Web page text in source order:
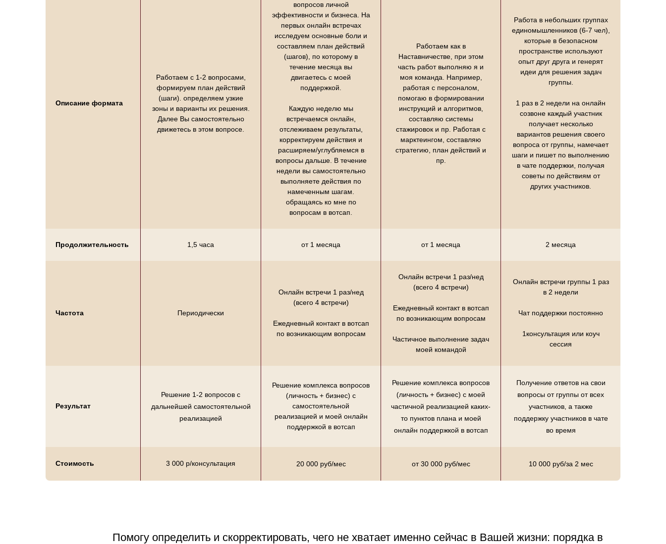
Описание формата
Работаем с 1-2 вопросами,
формируем план действий
(шаги). определяем узкие
зоны и варианты их решения.
Далее Вы самостоятельно
движетесь в этом вопросе.
вопросов личной
эффективности и бизнеса. На
первых онлайн встречах
исследуем основные боли и
составляем план действий
(шагов), по которому в
течение месяца вы
двигаетесь с моей
поддержкой.
Каждую неделю мы
встречаемся онлайн,
отслеживаем результаты,
корректируем действия и
расширяем/углубляемся в
вопросы дальше. В течение
недели вы самостоятельно
выполняете действия по
намеченным шагам.
обращаясь ко мне по
вопросам в вотсап.
Работаем как в
Наставничестве, при этом
часть работ выполняю я и
моя команда. Например,
работая с персоналом,
помогаю в формировании
инструкций и алгоритмов,
составляю системы
стажировок и пр. Работая с
марктеингом, составляю
стратегию, план действий и
пр.
Работа в небольших группах
единомышленников (6-7 чел),
которые в безопасном
пространстве используют
опыт друг друга и генерят
идеи для решения задач
группы.
1 раз в 2 недели на онлайн
созвоне каждый участник
получает несколько
вариантов решения своего
вопроса от группы, намечает
шаги и пишет по выполнению
в чате поддержки, получая
советы по действиям от
других участников.
Продолжительность 1,5 часа от 1 месяца от 1 месяца 2 месяца
Частота Периодически
Онлайн встречи 1 раз/нед
(всего 4 встречи)
Ежедневный контакт в вотсап
по возникающим вопросам
Онлайн встречи 1 раз/нед
(всего 4 встречи)
Ежедневный контакт в вотсап
по возникающим вопросам
Частичное выполнение задач
моей командой
Онлайн встречи группы 1 раз
в 2 недели
Чат поддержки постоянно
1консультация или коуч
сессия
Результат
Решение 1-2 вопросов с
дальнейшей самостоятельной
реализацией
Решение комплекса вопросов
(личность + бизнес) с
самостоятельной
реализацией и моей онлайн
поддержкой в вотсап
Решение комплекса вопросов
(личность + бизнес) с моей
частичной реализацией каких-
то пунктов плана и моей
онлайн поддержкой в вотсап
Получение ответов на свои
вопросы от группы от всех
участников, а также
поддержку участников в чате
во время
Стоимость 3 000 р/консультация 20 000 руб/мес от 30 000 руб/мес 10 000 руб/за 2 мес
Помогу определить и скорректировать, чего не хватает именно сейчас в Вашей жизни: порядка в